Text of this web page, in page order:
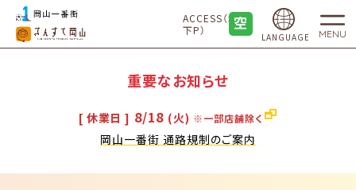
ACCESS（地
下P）
LANGUAGE MENU
重要なお知らせ
[ 休業日 ] 8/18 (火) ※一部店舗除く
岡山一番街 通路規制のご案内